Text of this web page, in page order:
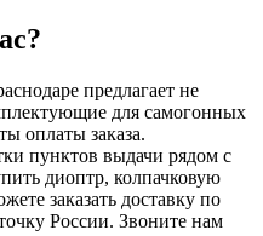
предлагает не
для самогонных
оплаты заказа.
пунктов выдачи рядом с
диоптр, колпачковую
заказать доставку по
России. Звоните нам